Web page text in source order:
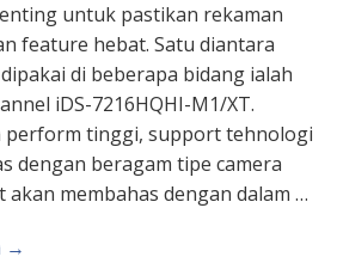
untuk pastikan rekaman
feature hebat. Satu diantara
di beberapa bidang ialah
iDS-7216HQHI-M1/XT.
perform tinggi, support tehnologi
dengan beragam tipe camera
akan membahas dengan dalam …
→